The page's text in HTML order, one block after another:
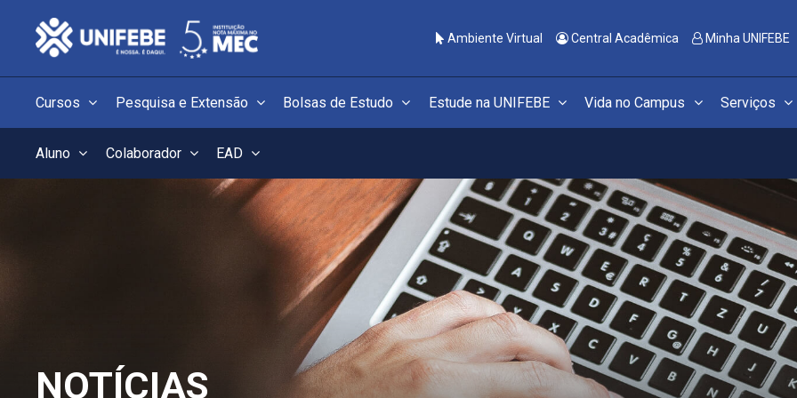
Ambiente Virtual Central Acadêmica Minha UNIFEBE
Cursos Pesquisa e Extensão Bolsas de Estudo Estude na UNIFEBE Vida no Campus Serviços
Aluno Colaborador EAD
NOTÍCIAS